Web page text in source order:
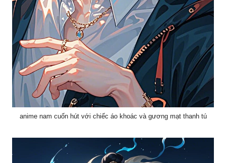
anime nam cuốn hút với chiếc áo khoác và gương mạt thanh tú